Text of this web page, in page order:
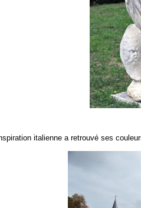
italienne a retrouvé ses